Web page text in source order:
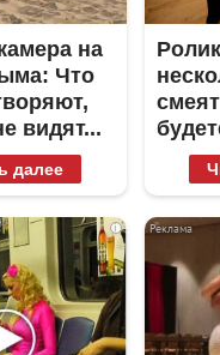
на
Что
видят...
далее
i